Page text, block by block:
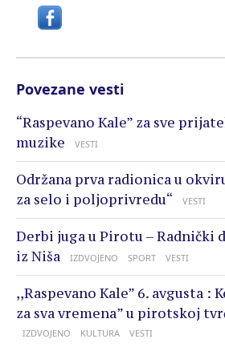
Povezane vesti
“Raspevano Kale” za sve
muzike
VESTI
Održana prva radionica u
za selo i poljoprivredu“
VESTI
Derbi juga u Pirotu – Radnički
iz Niša
IZDVOJENO SPORT VESTI
,,Raspevano Kale” 6. avgusta :
za sva vremena” u pirotskoj
IZDVOJENO
KULTURA VESTI